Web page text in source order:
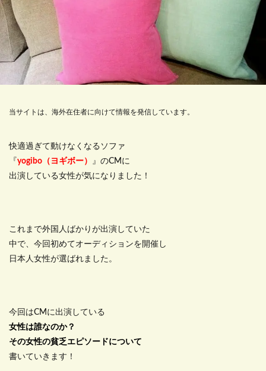
当サイトは、海外在住者に向けて情報を発信しています。
快適過ぎて動けなくなるソファ
『 yogibo（ヨギボー） 』のCMに
出演している女性が気になりました！
これまで外国人ばかりが出演していた
中で、今回初めてオーディションを開催し
日本人女性が選ばれました。
今回はCMに出演している
女性は誰なのか？
その女性の貧乏エピソードについて
書いていきます！